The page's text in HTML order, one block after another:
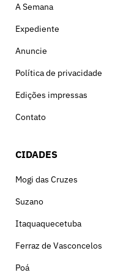
A Semana
Expediente
Anuncie
Política de privacidade
Edições impressas
Contato
CIDADES
Mogi das Cruzes
Suzano
Itaquaquecetuba
Ferraz de Vasconcelos
Poá